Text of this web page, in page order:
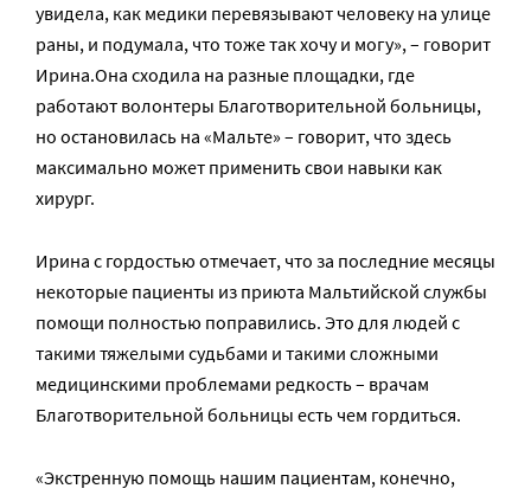
увидела, как медики перевязывают человеку на улице
раны, и подумала, что тоже так хочу и могу», – говорит
Ирина.Она сходила на разные площадки, где
работают волонтеры Благотворительной больницы,
но остановилась на «Мальте» – говорит, что здесь
максимально может применить свои навыки как
хирург.
Ирина с гордостью отмечает, что за последние месяцы
некоторые пациенты из приюта Мальтийской службы
помощи полностью поправились. Это для людей с
такими тяжелыми судьбами и такими сложными
медицинскими проблемами редкость – врачам
Благотворительной больницы есть чем гордиться.
«Экстренную помощь нашим пациентам, конечно,